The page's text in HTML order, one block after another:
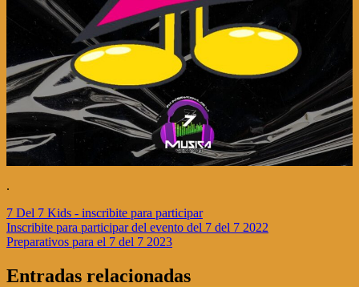
.
7 Del 7 Kids - inscribite para participar
Navegación
de
entradas
Inscribite para participar del evento del 7 del 7 2022
Preparativos para el 7 del 7 2023
Entradas relacionadas